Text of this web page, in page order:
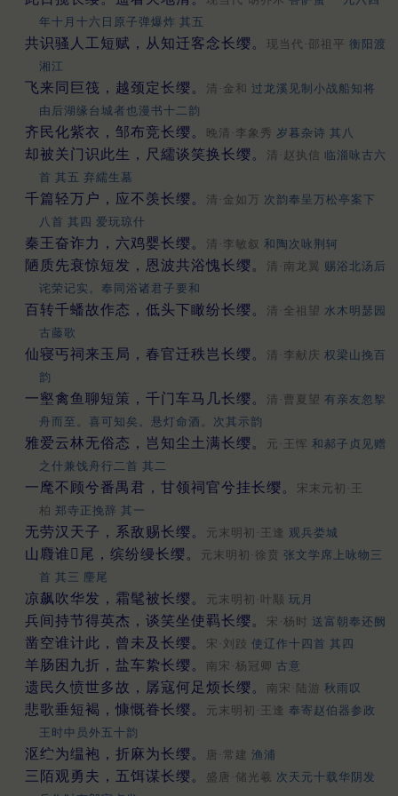
年十月十六日原子弹爆炸 其五
共识骚人工短赋，从知迁客念长缨。 现当代·邵祖平 衡阳渡
湘江
飞来同巨筏，越颈定长缨。 清·金和 过龙溪见制小战船知将
由后湖缘台城者也漫书十二韵
齐民化紫衣，邹布竞长缨。 晚清·李象秀 岁暮杂诗 其八
却被关门识此生，尺繻谈笑换长缨。 清·赵执信 临淄咏古六
首 其五 弃繻生墓
千篇轻万户，应不羡长缨。 清·金如万 次韵奉呈万松亭案下
八首 其四 爱玩琼什
秦王奋诈力，六鸡婴长缨。 清·李敏叙 和陶次咏荆轲
陋质先衰惊短发，恩波共浴愧长缨。 清·南龙翼 赐浴北汤后
诧荣记实。奉同浴诸君子要和
百转千蟠故作态，低头下瞰纷长缨。 清·全祖望 水木明瑟园
古藤歌
仙寝丐祠来玉局，春官迁秩岂长缨。 清·李献庆 权梁山挽百
韵
一壑禽鱼聊短策，千门车马几长缨。 清·曹夏望 有亲友忽挐
舟而至。喜可知矣。悬灯命酒。次其示韵
雅爱云林无俗态，岂知尘土满长缨。 元·王恽 和郝子贞见赠
之什兼饯舟行二首 其二
一麾不顾兮番禺君，甘领祠官兮挂长缨。
宋末元初·王
柏 郑寺正挽辞 其一
无劳汉天子，系敌赐长缨。 元末明初·王逢 观兵娄城
山麚谁𠠎尾，缤纷缦长缨。 元末明初·徐贲 张文学席上咏物三
首 其三 麈尾
凉飙吹华发，霜髦被长缨。 元末明初·叶颙 玩月
兵间持节得英杰，谈笑坐使羁长缨。 宋·杨时 送富朝奉还阙
凿空谁计此，曾未及长缨。 宋·刘跂 使辽作十四首 其四
羊肠困九折，盐车絷长缨。 南宋·杨冠卿 古意
遗民久愤世多故，孱寇何足烦长缨。 南宋·陆游 秋雨叹
悲歌垂短褐，慷慨眷长缨。 元末明初·王逢 奉寄赵伯器参政
王时中员外五十韵
沤纻为缊袍，折麻为长缨。 唐·常建 渔浦
三陌观勇夫，五饵谋长缨。 盛唐·储光羲 次天元十载华阴发